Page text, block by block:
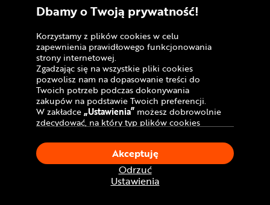
Bydgoszcz
Gdańsk
Kraków
Poznań Warszawa
Wrocław
Zabrze
Otwarte od: 9:00 do 21:00
Zobacz więcej CR Zabrze - M1 Zabrze
Dbamy o Twoją prywatność!
Korzystamy z plików cookies w celu
zapewnienia prawidłowego funkcjonowania
strony internetowej.
Zgadzając się na wszystkie pliki cookies
pozwolisz nam na dopasowanie treści do
Twoich potrzeb podczas dokonywania
zakupów na podstawie Twoich preferencji.
W zakładce„Ustawienia” możesz dobrowolnie
zdecydować, na który typ plików cookies
Klikając„Akceptuję”, wyrażasz zgodę na
stosowanie ciasteczek zgodnie z ustawieniami
Twojej przeglądarki.
W dowolnym momencie, możesz dokonać
zmiany swojego wyboru klikając opcję
Ustawienia
Odrzuć
Akceptuję